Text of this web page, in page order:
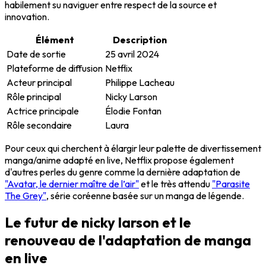
habilement su naviguer entre respect de la source et
innovation.
Élément
Description
Date de sortie
25 avril 2024
Plateforme de diffusion Netflix
Acteur principal
Philippe Lacheau
Rôle principal
Nicky Larson
Actrice principale
Élodie Fontan
Rôle secondaire
Laura
Pour ceux qui cherchent à élargir leur palette de divertissement
manga/anime adapté en live, Netflix propose également
d'autres perles du genre comme la dernière adaptation de
"Avatar, le dernier maître de l’air"et le très attendu "Parasite
The Grey", série coréenne basée sur un manga de légende.
Le futur de nicky larson et le
renouveau de l'adaptation de manga
en live